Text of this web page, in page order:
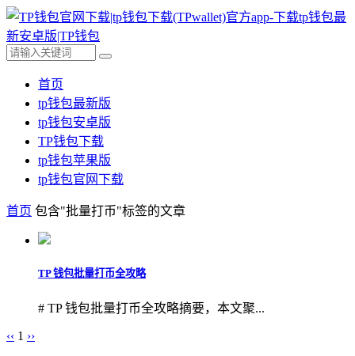
首页
tp钱包最新版
tp钱包安卓版
TP钱包下载
tp钱包苹果版
tp钱包官网下载
首页 包含"批量打币"标签的文章
TP 钱包批量打币全攻略
# TP 钱包批量打币全攻略摘要，本文聚...
‹‹ 1 ››